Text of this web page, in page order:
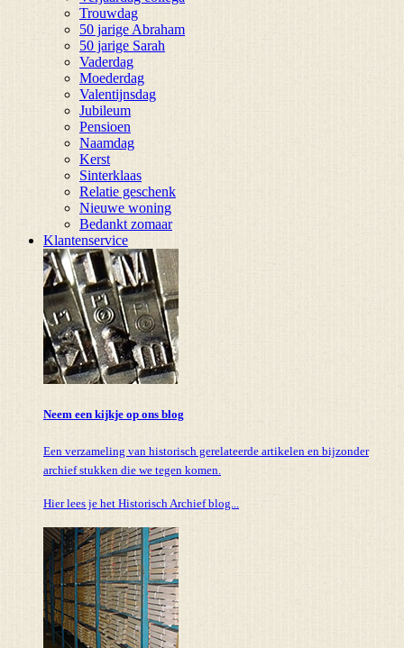
Trouwdag
50 jarige Abraham
50 jarige Sarah
Vaderdag
Moederdag
Valentijnsdag
Jubileum
Pensioen
Naamdag
Kerst
Sinterklaas
Relatie geschenk
Nieuwe woning
Bedankt zomaar
Klantenservice
Neem een kijkje op ons blog
Een verzameling van historisch gerelateerde artikelen en bijzonder
archief stukken die we tegen komen.
Hier lees je het Historisch Archief blog...